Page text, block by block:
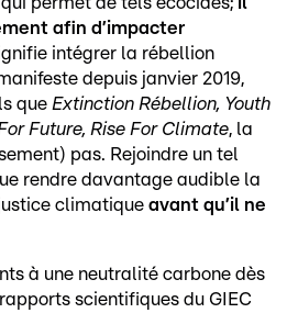
afin d’impacter
intégrer la rébellion
depuis janvier 2019,
que Extinction Rébellion, Youth
Future, Rise For Climate, la
pas. Rejoindre un tel
rendre davantage audible la
climatique avant qu’il ne
à une neutralité carbone dès
scientifiques du GIEC